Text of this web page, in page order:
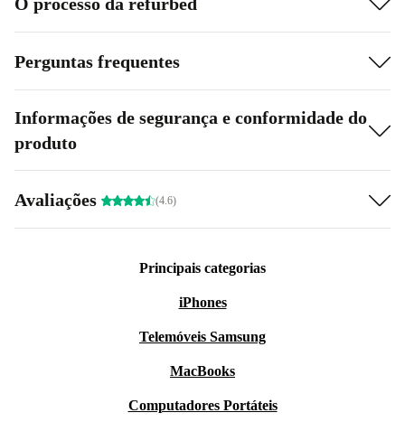
Perguntas frequentes
Informações de segurança e conformidade do
produto
Avaliações (4.6)
Principais categorias
iPhones
Telemóveis Samsung
MacBooks
Computadores Portáteis